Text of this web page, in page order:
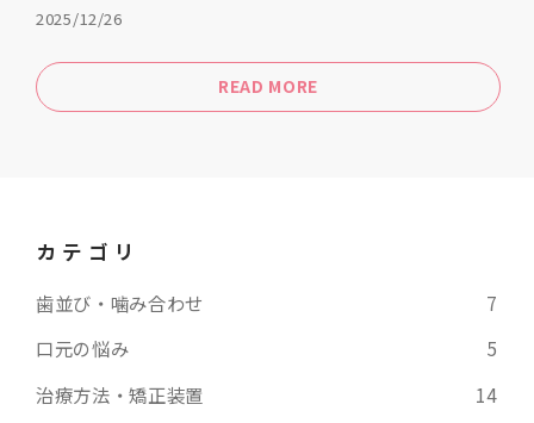
2025/12/26
READ MORE
カテゴリ
歯並び・噛み合わせ
7
口元の悩み
5
治療方法・矯正装置
14